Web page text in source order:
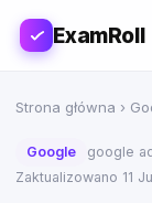
ExamRoll
Strona główna ›
Google google
Zaktualizowano 11